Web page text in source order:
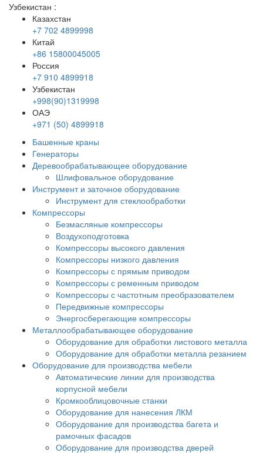
Узбекистан :
Казахстан
+7 702 4899998
Китай
+86 15800045005
Россия
+7 910 4899918
Узбекистан
+998(90)1319998
ОАЭ
+971 (50) 4899918
Башенные краны
Генераторы
Деревообрабатывающее оборудование
Шлифовальное оборудование
Инструмент и заточное оборудование
Инструмент для стеклообработки
Компрессоры
Безмасляные компрессоры
Воздухоподготовка
Компрессоры высокого давления
Компрессоры низкого давления
Компрессоры с прямым приводом
Компрессоры с ременным приводом
Компрессоры с частотным преобразователем
Передвижные компрессоры
Энергосберегающие компрессоры
Металлообрабатывающее оборудование
Оборудование для обработки листового металла
Оборудование для обработки металла резанием
Оборудование для производства мебели
Автоматические линии для производства
корпусной мебели
Кромкооблицовочные станки
Оборудование для нанесения ЛКМ
Оборудование для производства багета и
рамочных фасадов
Оборудование для производства дверей